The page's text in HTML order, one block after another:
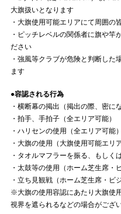
大旗扱いとなります
・大旗使用可能エリアにて周囲の
・ピッチレベルの関係者に旗や竿
ださい
・強風等クラブが危険と判断し
ます
●容認される行為
・横断幕の掲出（掲出の際、密に
・拍手、手拍子（全エリア可能）
・ハリセンの使用（全エリア可能）
・大旗の使用（大旗使用可能エリ
・タオルマフラーを振る、もしく
・太鼓等の使用（ホーム芝生席・
・立ち見観戦（ホーム芝生席・ビ
※大旗の使用容認にあたり大旗使
視界を遮られるなどの場合がござ